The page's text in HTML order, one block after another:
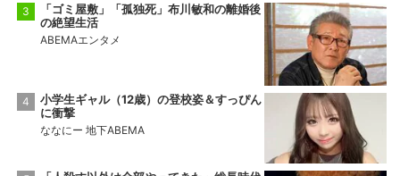
「ゴミ屋敷」「孤独死」布川敏和の離婚後
の絶望生活
ABEMAエンタメ
小学生ギャル（12歳）の登校姿＆すっぴん
に衝撃
ななにー 地下ABEMA